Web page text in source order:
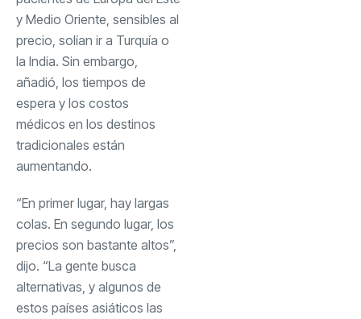
y Medio Oriente, sensibles al
precio, solían ir a Turquía o
la India. Sin embargo,
añadió, los tiempos de
espera y los costos
médicos en los destinos
tradicionales están
aumentando.
“En primer lugar, hay largas
colas. En segundo lugar, los
precios son bastante altos”,
dijo. “La gente busca
alternativas, y algunos de
estos países asiáticos las